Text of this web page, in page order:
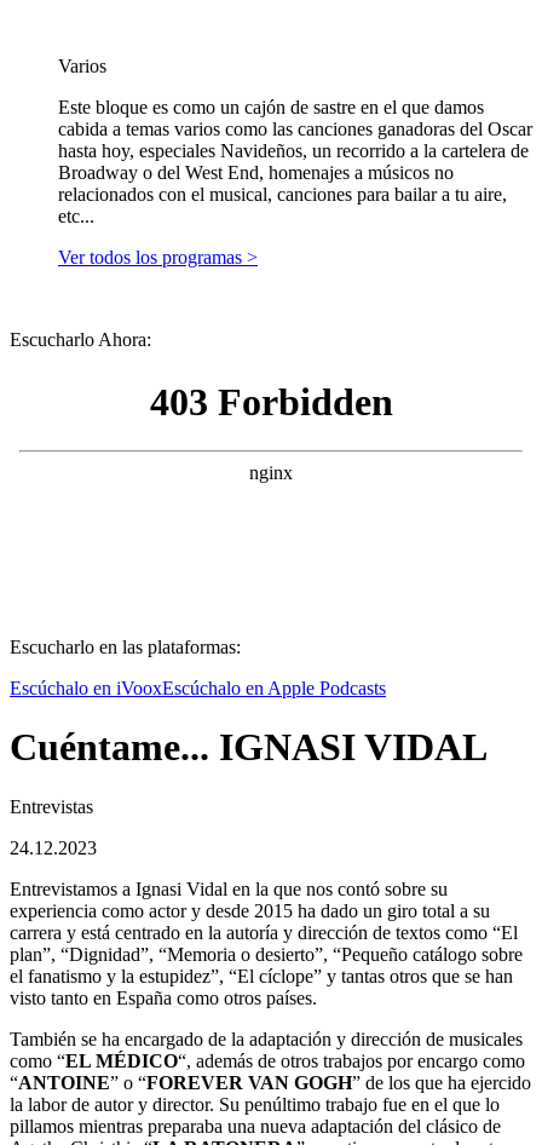
Varios
Este bloque es como un cajón de sastre en el que damos
cabida a temas varios como las canciones ganadoras del Oscar
hasta hoy, especiales Navideños, un recorrido a la cartelera de
Broadway o del West End, homenajes a músicos no
relacionados con el musical, canciones para bailar a tu aire,
etc...
Ver todos los programas >
Escucharlo Ahora:
Escucharlo en las plataformas:
Escúchalo en iVooxEscúchalo en Apple Podcasts
Cuéntame... IGNASI VIDAL
Entrevistas
24.12.2023
Entrevistamos a Ignasi Vidal en la que nos contó sobre su
experiencia como actor y desde 2015 ha dado un giro total a su
carrera y está centrado en la autoría y dirección de textos como “El
plan”, “Dignidad”, “Memoria o desierto”, “Pequeño catálogo sobre
el fanatismo y la estupidez”, “El cíclope” y tantas otros que se han
visto tanto en España como otros países.
También se ha encargado de la adaptación y dirección de musicales
como “EL MÉDICO“, además de otros trabajos por encargo como
“ANTOINE” o “FOREVER VAN GOGH” de los que ha ejercido
la labor de autor y director. Su penúltimo trabajo fue en el que lo
pillamos mientras preparaba una nueva adaptación del clásico de